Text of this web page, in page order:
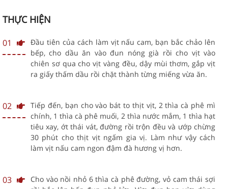
THỰC HIỆN
01
Đầu tiên của cách làm vịt nấu cam, bạn bắc chảo lên
bếp, cho dầu ăn vào đun nóng già rồi cho vịt vào
chiên sơ qua cho vịt vàng đều, dậy mùi thơm, gắp vịt
ra giấy thấm dầu rồi chặt thành từng miếng vừa ăn.
02
Tiếp đến, bạn cho vào bát to thịt vịt, 2 thìa cà phê mì
chính, 1 thìa cà phê muối, 2 thìa nước mắm, 1 thìa hạt
tiêu xay, ớt thái vát, đường rồi trộn đều và ướp chừng
30 phút cho thịt vịt ngấm gia vị. Làm như vậy cách
làm vịt nấu cam ngon đậm đà hương vị hơn.
03
Cho vào nồi nhỏ 6 thìa cà phê đường, vỏ cam thái sợi